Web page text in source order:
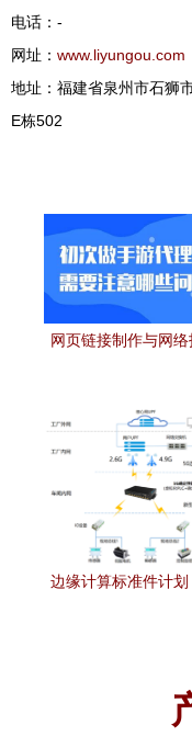
电话：-
网址： www.liyungou.com
地址：福建省泉州市石狮
E栋502
网页链接制作与网络
边缘计算标准件计划